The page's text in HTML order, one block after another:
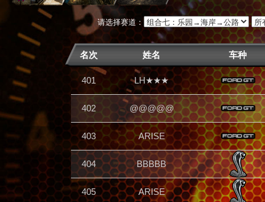
请选择赛道：
名次 姓名 车种
401 LH★★★
402 @@@@@
403 ARISE
404 BBBBB
405 ARISE